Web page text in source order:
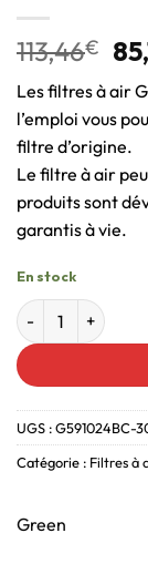
113,46€
Les filtres à air
l’emploi vous
filtre d’origine.
Le filtre à air
produits sont
garantis à vie.
En stock
UGS :G591024BC-
Catégorie : Filtres à
Green